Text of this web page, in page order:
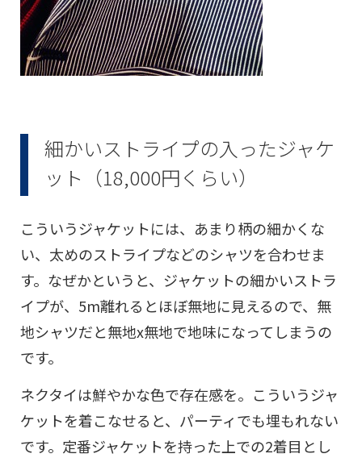
細かいストライプの入ったジャケ
ット（18,000円くらい）
こういうジャケットには、あまり柄の細かくな
い、太めのストライプなどのシャツを合わせま
す。なぜかというと、ジャケットの細かいストラ
イプが、5m離れるとほぼ無地に見えるので、無
地シャツだと無地x無地で地味になってしまうの
です。
ネクタイは鮮やかな色で存在感を。こういうジャ
ケットを着こなせると、パーティでも埋もれない
です。定番ジャケットを持った上での2着目とし